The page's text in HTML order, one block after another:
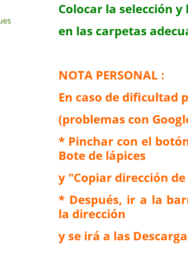
Colocar la selección
en las carpetas
NOTA PERSONAL :
En caso de dificultad
(problemas con
* Pinchar con el
Bote de lápices
y "Copiar dirección
* Después, ir a la
la dirección
y se irá a las